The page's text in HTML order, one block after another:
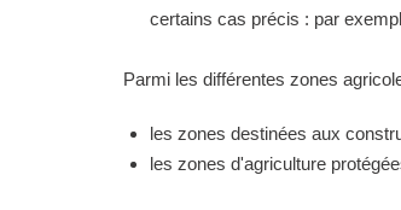
certains cas précis : par
Parmi les différentes zones
les zones destinées aux
les zones d'agriculture